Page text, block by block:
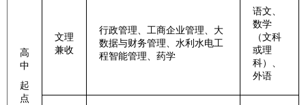
高
中
起
点
文理
兼收
行政管理、工商企业管理、大
数据与财务管理、水利水电工
程智能管理、药学
语文、
数学
（文科
或理
科）、
外语